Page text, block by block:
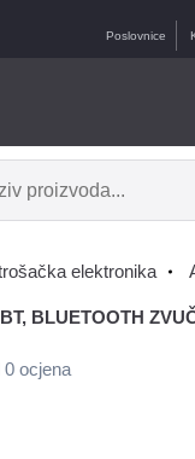
Poslovnice
elektronika
BLUETOOTH
0 ocjena